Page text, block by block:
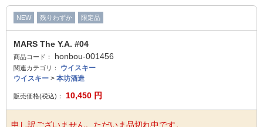
NEW 残りわずか 限定品
MARS The Y.A. #04
商品コード： honbou-001456
関連カテゴリ：
ウイスキー
ウイスキー > 本坊酒造
販売価格(税込)： 10,450 円
申し訳ございません。ただいま品切れ中です。